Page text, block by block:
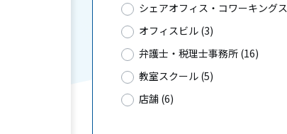
シェアオフィス・コワーキング
オフィスビル (3)
弁護士・税理士事務所 (16)
教室スクール (5)
店舗 (6)